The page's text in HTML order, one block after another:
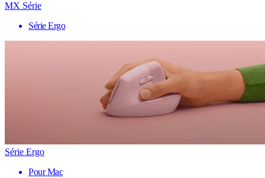
MX Série
Série Ergo
Série Ergo
Pour Mac